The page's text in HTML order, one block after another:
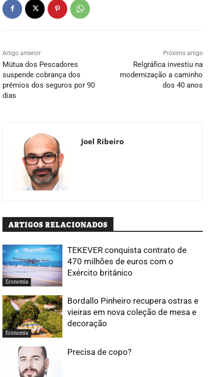
Artigo anterior
Mútua dos Pescadores
suspende cobrança dos
prémios dos seguros por 90
dias
Próximo artigo
Relgráfica investiu na
modernização a caminho
dos 40 anos
Joel Ribeiro
ARTIGOS RELACIONADOS
Economia
TEKEVER conquista contrato de
470 milhões de euros com o
Exército britânico
Economia
Bordallo Pinheiro recupera ostras e
vieiras em nova coleção de mesa e
decoração
Precisa de copo?